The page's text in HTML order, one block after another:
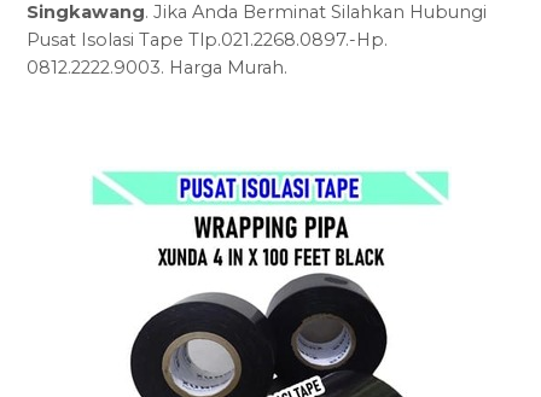
Singkawang. Jika Anda Berminat Silahkan Hubungi
Pusat Isolasi Tape Tlp.021.2268.0897.-Hp.
0812.2222.9003. Harga Murah.